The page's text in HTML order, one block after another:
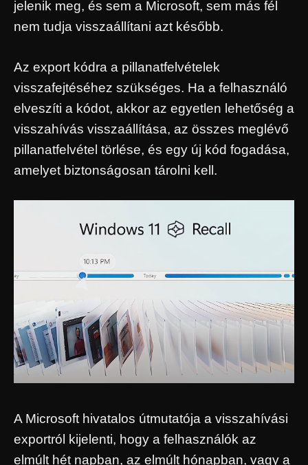
jelenik meg, és sem a Microsoft, sem más fél
nem tudja visszaállítani azt később.
Az export kódra a pillanatfelvételek
visszafejtéséhez szükséges. Ha a felhasználó
elveszíti a kódot, akkor az egyetlen lehetőség a
visszahívás visszaállítása, az összes meglévő
pillanatfelvétel törlése, és egy új kód fogadása,
amelyet biztonságosan tárolni kell.
A Microsoft hivatalos útmutatója a visszahívási
exportról kijelenti, hogy a felhasználók az
elmúlt hét napban, az elmúlt hónapban, vagy a